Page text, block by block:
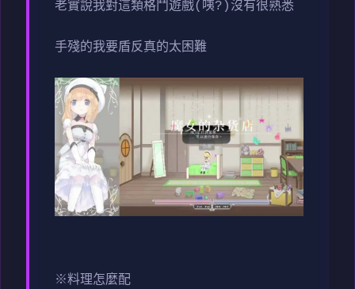
老實說我對這類格鬥遊戲(咦?)沒有很熟悉
手殘的我要盾反真的太困難
※料理怎麼配